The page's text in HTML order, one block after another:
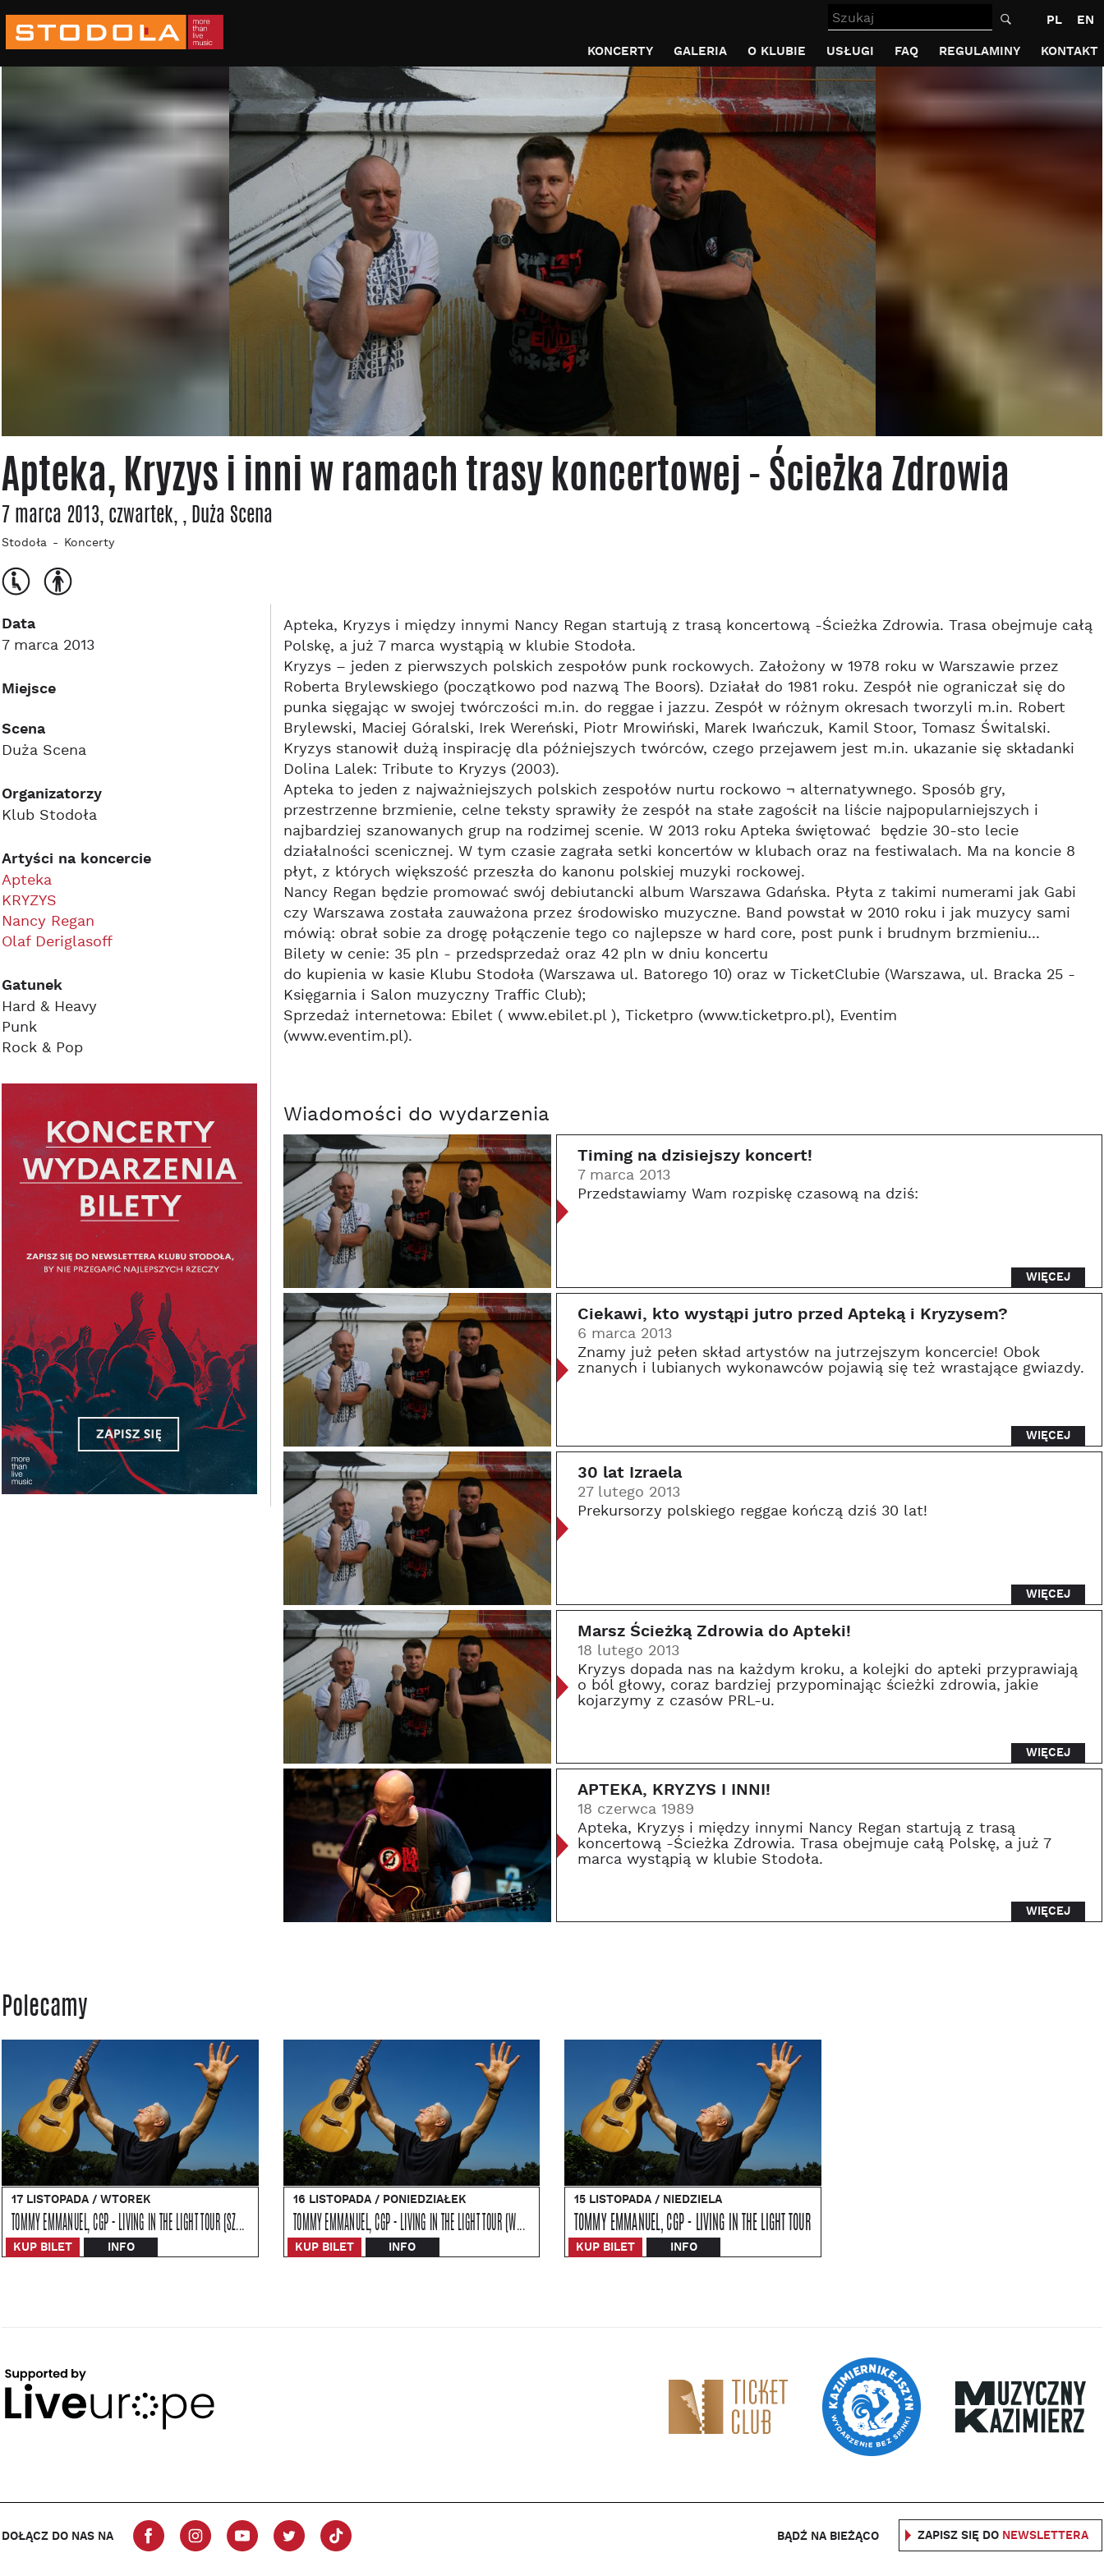
Szukaj PL
EN
KONCERTY
GALERIA O KLUBIE USŁUGI FAQ REGULAMINY KONTAKT
Apteka, Kryzys i inni w ramach trasy koncertowej - Ścieżka Zdrowia
7 marca 2013, czwartek,, Duża Scena
Stodoła Koncerty
Data
7 marca 2013
Miejsce
Scena
Duża Scena
Organizatorzy
Klub Stodoła
Artyści na koncercie
Apteka
KRYZYS
Nancy Regan
Olaf Deriglasoff
Gatunek
Hard & Heavy
Punk
Rock & Pop
Apteka, Kryzys i między innymi Nancy Regan startują z trasą koncertową -Ścieżka Zdrowia. Trasa obejmuje całą
Polskę, a już 7 marca wystąpią w klubie Stodoła.
Kryzys – jeden z pierwszych polskich zespołów punk rockowych. Założony w 1978 roku w Warszawie przez
Roberta Brylewskiego (początkowo pod nazwą The Boors). Działał do 1981 roku. Zespół nie ograniczał się do
punka sięgając w swojej twórczości m.in. do reggae i jazzu. Zespół w różnym okresach tworzyli m.in. Robert
Brylewski, Maciej Góralski, Irek Wereński, Piotr Mrowiński, Marek Iwańczuk, Kamil Stoor, Tomasz Świtalski.
Kryzys stanowił dużą inspirację dla późniejszych twórców, czego przejawem jest m.in. ukazanie się składanki
Dolina Lalek: Tribute to Kryzys (2003).
Apteka to jeden z najważniejszych polskich zespołów nurtu rockowo ¬ alternatywnego. Sposób gry,
przestrzenne brzmienie, celne teksty sprawiły że zespół na stałe zagościł na liście najpopularniejszych i
najbardziej szanowanych grup na rodzimej scenie. W 2013 roku Apteka świętować będzie 30-sto lecie
działalności scenicznej. W tym czasie zagrała setki koncertów w klubach oraz na festiwalach. Ma na koncie 8
płyt, z których większość przeszła do kanonu polskiej muzyki rockowej.
Nancy Regan będzie promować swój debiutancki album Warszawa Gdańska. Płyta z takimi numerami jak Gabi
czy Warszawa została zauważona przez środowisko muzyczne. Band powstał w 2010 roku i jak muzycy sami
mówią: obrał sobie za drogę połączenie tego co najlepsze w hard core, post punk i brudnym brzmieniu...
Bilety w cenie: 35 pln - przedsprzedaż oraz 42 pln w dniu koncertu
do kupienia w kasie Klubu Stodoła (Warszawa ul. Batorego 10) oraz w TicketClubie (Warszawa, ul. Bracka 25 -
Księgarnia i Salon muzyczny Traffic Club);
Sprzedaż internetowa: Ebilet ( www.ebilet.pl ), Ticketpro (www.ticketpro.pl), Eventim
(www.eventim.pl).
Wiadomości do wydarzenia
Timing na dzisiejszy koncert!
7 marca 2013
Przedstawiamy Wam rozpiskę czasową na dziś:
WIĘCEJ
Ciekawi, kto wystąpi jutro przed Apteką i Kryzysem?
6 marca 2013
Znamy już pełen skład artystów na jutrzejszym koncercie! Obok
znanych i lubianych wykonawców pojawią się też wrastające gwiazdy.
WIĘCEJ
30 lat Izraela
27 lutego 2013
Prekursorzy polskiego reggae kończą dziś 30 lat!
WIĘCEJ
Marsz Ścieżką Zdrowia do Apteki!
18 lutego 2013
Kryzys dopada nas na każdym kroku, a kolejki do apteki przyprawiają
o ból głowy, coraz bardziej przypominając ścieżki zdrowia, jakie
kojarzymy z czasów PRL-u.
WIĘCEJ
APTEKA, KRYZYS I INNI!
18 czerwca 1989
Apteka, Kryzys i między innymi Nancy Regan startują z trasą
koncertową -Ścieżka Zdrowia. Trasa obejmuje całą Polskę, a już 7
marca wystąpią w klubie Stodoła.
WIĘCEJ
Polecamy
17 LISTOPADA / WTOREK
TOMMY EMMANUEL, CGP - LIVING IN THE LIGHT TOUR (SZCZECIN)
KUP BILET INFO
16 LISTOPADA / PONIEDZIAŁEK
TOMMY EMMANUEL, CGP - LIVING IN THE LIGHT TOUR (WROCŁAW)
KUP BILET INFO
15 LISTOPADA / NIEDZIELA
TOMMY EMMANUEL, CGP - LIVING IN THE LIGHT TOUR
KUP BILET INFO
DOŁĄCZ DO NAS NA BĄDŹ NA BIEŻĄCO ZAPISZ SIĘ DO NEWSLETTERA